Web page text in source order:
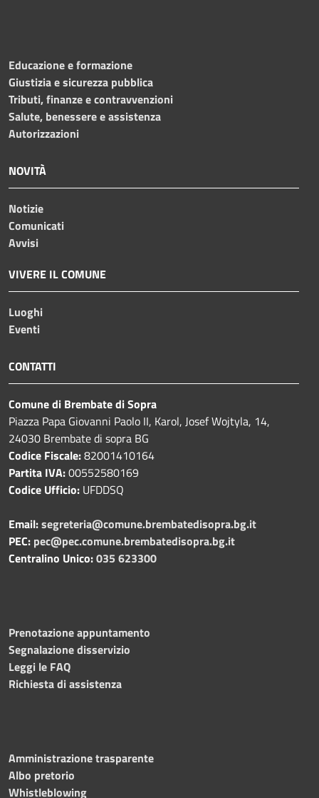
Educazione e formazione
Giustizia e sicurezza pubblica
Tributi, finanze e contravvenzioni
Salute, benessere e assistenza
Autorizzazioni
NOVITÀ
Notizie
Comunicati
Avvisi
VIVERE IL COMUNE
Luoghi
Eventi
CONTATTI
Comune di Brembate di Sopra
Piazza Papa Giovanni Paolo II, Karol, Josef Wojtyla, 14,
24030 Brembate di sopra BG
Codice Fiscale:82001410164
Partita IVA:00552580169
Codice Ufficio: UFDDSQ
Email:segreteria@comune.brembatedisopra.bg.it
PEC: pec@pec.comune.brembatedisopra.bg.it
Centralino Unico:035 623300
Prenotazione appuntamento
Segnalazione disservizio
Leggi le FAQ
Richiesta di assistenza
Amministrazione trasparente
Albo pretorio
Whistleblowing